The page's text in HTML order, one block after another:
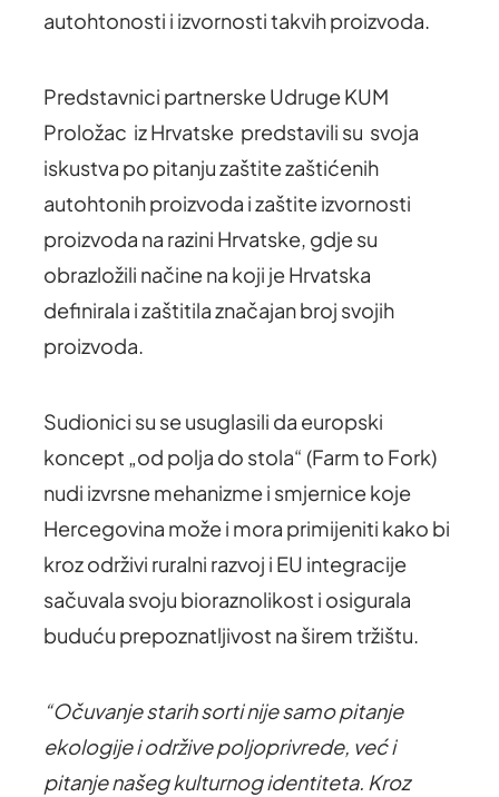
autohtonosti i izvornosti takvih proizvoda.
Predstavnici partnerske Udruge KUM
Proložac iz Hrvatske predstavili su svoja
iskustva po pitanju zaštite zaštićenih
autohtonih proizvoda i zaštite izvornosti
proizvoda na razini Hrvatske, gdje su
obrazložili načine na koji je Hrvatska
definirala i zaštitila značajan broj svojih
proizvoda.
Sudionici su se usuglasili da europski
koncept „od polja do stola“ (Farm to Fork)
nudi izvrsne mehanizme i smjernice koje
Hercegovina može i mora primijeniti kako bi
kroz održivi ruralni razvoj i EU integracije
sačuvala svoju bioraznolikost i osigurala
buduću prepoznatljivost na širem tržištu.
“Očuvanje starih sorti nije samo pitanje
ekologije i održive poljoprivrede, već i
pitanje našeg kulturnog identiteta. Kroz